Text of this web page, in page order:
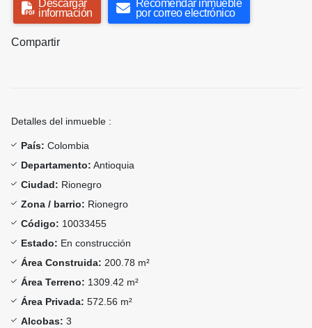
Descargar
información
Recomendar inmueble
por correo electrónico
Compartir
Detalles del inmueble :
País: Colombia
Departamento: Antioquia
Ciudad: Rionegro
Zona / barrio: Rionegro
Código: 10033455
Estado: En construcción
Área Construida: 200.78 m²
Área Terreno: 1309.42 m²
Área Privada: 572.56 m²
Alcobas: 3